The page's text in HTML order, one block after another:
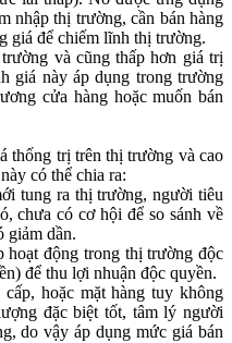
nhập thị trường, cần bán hàng
giá để chiếm lĩnh thị trường.
và cũng thấp hơn giá trị
giá này áp dụng trong trường
cửa hàng hoặc muốn bán
thống trị trên thị trường và cao
có thể chia ra:
tung ra thị trường, người tiêu
chưa có cơ hội để so sánh về
giảm dần.
động trong thị trường độc
để thu lợi nhuận độc quyền.
hoặc mặt hàng tuy không
đặc biệt tốt, tâm lý người
do vậy áp dụng mức giá bán